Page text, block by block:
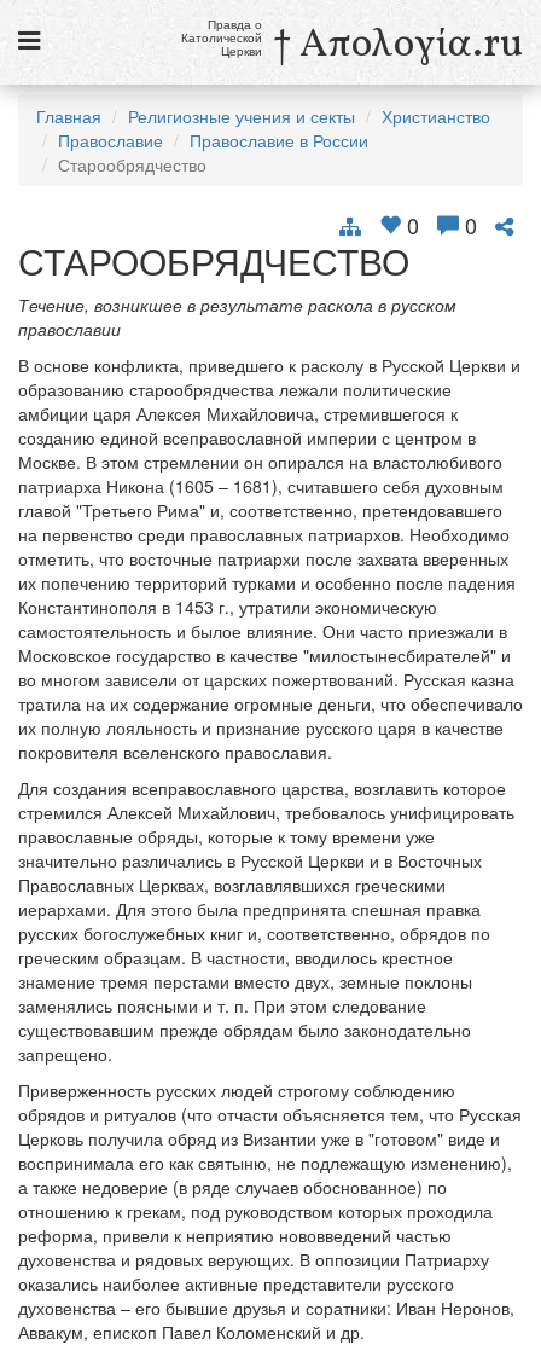
Новости
Галерея
Викторины
Ссылки
Религиозные учения и секты, справочник
9 августа
Св. Тереза Бенедикта Креста, дева и мученица
см. календарь
Обратная связь
mail@apologia.ru
Отправить сообщение
Вход
Правда о
Католической
Церкви † Απολογία.ru
Главная Религиозные учения и секты
Христианство
Православие
Православие в России
Старообрядчество
0 0
СТАРООБРЯДЧЕСТВО
Течение, возникшее в результате раскола в русском
православии
В основе конфликта, приведшего к расколу в Русской Церкви и
образованию старообрядчества лежали политические
амбиции царя Алексея Михайловича, стремившегося к
созданию единой всеправославной империи с центром в
Москве. В этом стремлении он опирался на властолюбивого
патриарха Никона (1605 – 1681), считавшего себя духовным
главой "Третьего Рима" и, соответственно, претендовавшего
на первенство среди православных патриархов. Необходимо
отметить, что восточные патриархи после захвата вверенных
их попечению территорий турками и особенно после падения
Константинополя в 1453 г., утратили экономическую
самостоятельность и былое влияние. Они часто приезжали в
Московское государство в качестве "милостынесбирателей" и
во многом зависели от царских пожертвований. Русская казна
тратила на их содержание огромные деньги, что обеспечивало
их полную лояльность и признание русского царя в качестве
покровителя вселенского православия.
Для создания всеправославного царства, возглавить которое
стремился Алексей Михайлович, требовалось унифицировать
православные обряды, которые к тому времени уже
значительно различались в Русской Церкви и в Восточных
Православных Церквах, возглавлявшихся греческими
иерархами. Для этого была предпринята спешная правка
русских богослужебных книг и, соответственно, обрядов по
греческим образцам. В частности, вводилось крестное
знамение тремя перстами вместо двух, земные поклоны
заменялись поясными и т. п. При этом следование
существовавшим прежде обрядам было законодательно
запрещено.
Приверженность русских людей строгому соблюдению
обрядов и ритуалов (что отчасти объясняется тем, что Русская
Церковь получила обряд из Византии уже в "готовом" виде и
воспринимала его как святыню, не подлежащую изменению),
а также недоверие (в ряде случаев обоснованное) по
отношению к грекам, под руководством которых проходила
реформа, привели к неприятию нововведений частью
духовенства и рядовых верующих. В оппозиции Патриарху
оказались наиболее активные представители русского
духовенства – его бывшие друзья и соратники: Иван Неронов,
Аввакум, епископ Павел Коломенский и др.